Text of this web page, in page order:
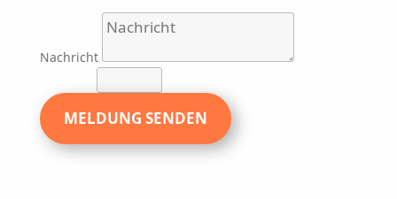
Nachricht
MELDUNG SENDEN